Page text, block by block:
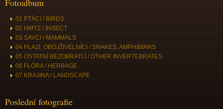
Fotoalbum
01 PTÁCI / BIRDS
02 HMYZ / INSECT
03 SAVCI / MAMMALS
04 PLAZI, OBOJŽIVELNÍCI / SNAKES, AMPHIBIANS
05 OSTATNÍ BEZOBRATLÍ / OTHER INVERTEBRATES
06 FLÓRA / HERBAGE
07 KRAJINA / LANDSCAPE
Poslední fotografie